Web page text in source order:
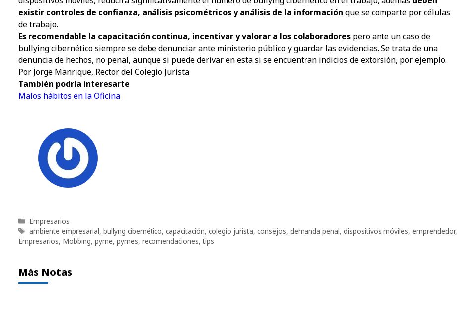
existir controles de confianza, análisis psicométricos y análisis de la información que se comparte por células
de trabajo.
Es recomendable la capacitación continua, incentivar y valorar a los colaboradores pero ante un caso de
bullying cibernético siempre se debe denunciar ante ministerio público y guardar las evidencias. Se trata de una
denuncia de hechos, no penal, aunque si puede derivar en esta si se encuentran indicios de extorsión, por ejemplo.
Por Jorge Manrique, Rector del Colegio Jurista
También podría interesarte
Malos hábitos en la Oficina
Categorías
Empresarios
Etiquetas
ambiente empresarial, bullyng cibernético, capacitación, colegio jurista, consejos, demanda penal, dispositivos móviles, emprendedor,
Empresarios, Mobbing, pyme, pymes, recomendaciones,tips
Más Notas